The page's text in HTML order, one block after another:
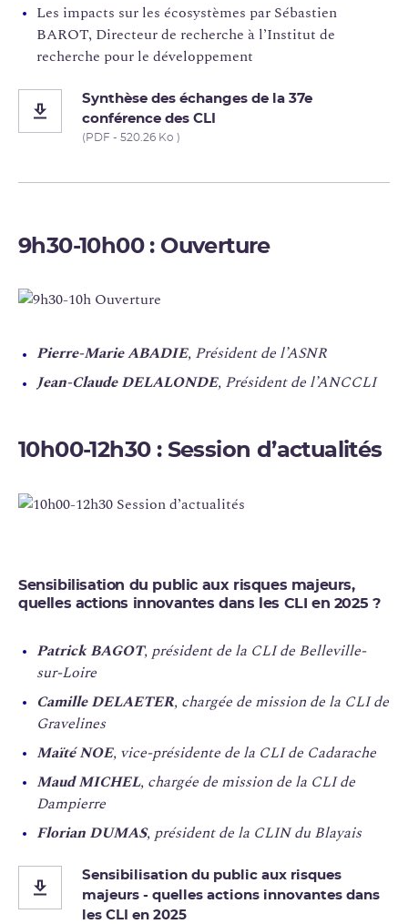
Les impacts sur les écosystèmes par Sébastien
BAROT, Directeur de recherche à l’Institut de
recherche pour le développement
Synthèse des échanges de la 37e
conférence des CLI
(PDF - 520.26 Ko )
9h30-10h00 : Ouverture
Pierre-Marie ABADIE, Président de l’ASNR
Jean-Claude DELALONDE, Président de l’ANCCLI
10h00-12h30 : Session d’actualités
Sensibilisation du public aux risques majeurs,
quelles actions innovantes dans les CLI en 2025 ?
Patrick BAGOT, président de la CLI de Belleville-
sur-Loire
Camille DELAETER, chargée de mission de la CLI de
Gravelines
Maïté NOE, vice-présidente de la CLI de Cadarache
Maud MICHEL, chargée de mission de la CLI de
Dampierre
Florian DUMAS, président de la CLIN du Blayais
Sensibilisation du public aux risques
majeurs - quelles actions innovantes dans
les CLI en 2025